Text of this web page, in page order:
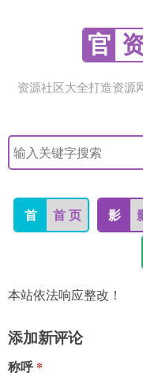
官
资源社区大全打造资源
搜
索
关
字
首 首 页 影
本站依法响应整改！
添加新评论
称呼